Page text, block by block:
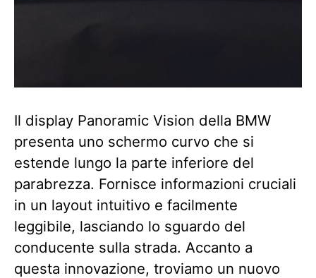
Il display Panoramic Vision della BMW
presenta uno schermo curvo che si
estende lungo la parte inferiore del
parabrezza. Fornisce informazioni cruciali
in un layout intuitivo e facilmente
leggibile, lasciando lo sguardo del
conducente sulla strada. Accanto a
questa innovazione, troviamo un nuovo